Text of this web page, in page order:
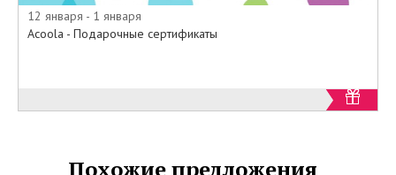
12 января - 1 января
Acoola - Подарочные сертификаты
Похожие предложения